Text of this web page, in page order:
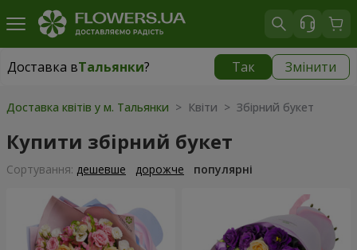
Доставка вТальянки? Так Змінити
Доставка вТальянки|
Доставка квітів у м. Тальянки > Квіти > Збірний букет
Купити збірний букет
Сортування: дешевше дорожче популярні